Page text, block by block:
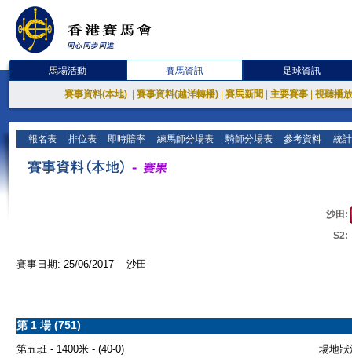
馬場活動 賽馬資訊 足球資訊
賽事資料(本地) 賽事資料(越洋轉播) 賽馬新聞 主要賽事 視聽播
報名表 排位表 即時賠率 練馬師分場表 騎師分場表 參考資料 統
沙田:
S2:
賽事日期: 25/06/2017 沙田
第 1 場 (751)
第五班 - 1400米 - (40-0)
場地